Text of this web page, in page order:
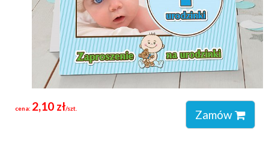
cena: 2,10 zł/szt. Zamów